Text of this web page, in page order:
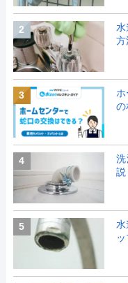
2
水
方
3
の
4
説
5